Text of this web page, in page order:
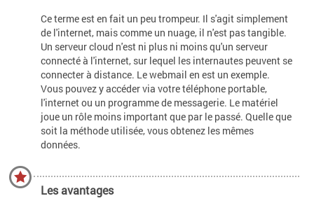
Ce terme est en fait un peu trompeur. Il s'agit simplement
de l'internet, mais comme un nuage, il n'est pas tangible.
Un serveur cloud n'est ni plus ni moins qu'un serveur
connecté à l'internet, sur lequel les internautes peuvent se
connecter à distance. Le webmail en est un exemple.
Vous pouvez y accéder via votre téléphone portable,
l'internet ou un programme de messagerie. Le matériel
joue un rôle moins important que par le passé. Quelle que
soit la méthode utilisée, vous obtenez les mêmes
données.
Les avantages